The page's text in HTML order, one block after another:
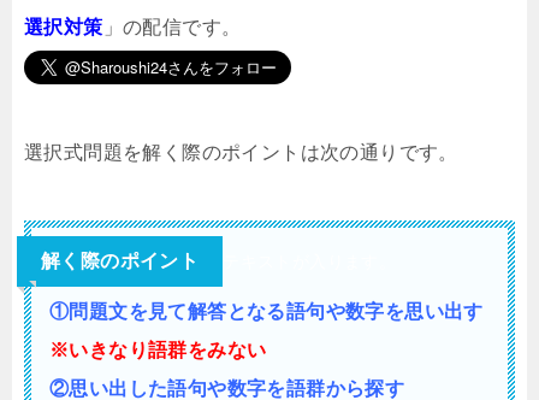
選択対策 」の配信です。
選択式問題を解く際のポイントは次の通りです。
解く際のポイント
①問題文を見て解答となる語句や数字を思い出す
※いきなり語群をみない
②思い出した語句や数字を語群から探す